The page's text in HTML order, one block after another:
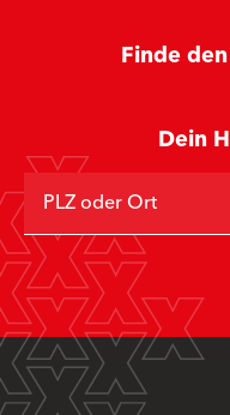
Finde
Dein
PLZ oder Ort